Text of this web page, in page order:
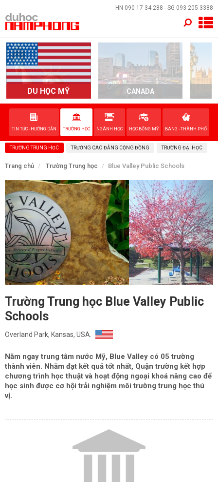
HN 090 17 34 288 - SG 093 205 3388
DU HỌC MỸ CANADA
TIN TỨC - HƯỚNG DẪN TRƯỜNG HỌC NGÀNH HỌC HỌC BỔNG MỸ BANG - THÀNH PHỐ
TRƯỜNG TRUNG HỌC TRƯỜNG CAO ĐẲNG CỘNG ĐỒNG TRƯỜNG ĐẠI HỌC
Trang chủ Trường Trung học Blue Valley Public Schools
Trường Trung học Blue Valley Public
Schools
Overland Park, Kansas, USA.
Nằm ngay trung tâm nước Mỹ, Blue Valley có 05 trường
thành viên. Nhằm đạt kết quả tốt nhất, Quận trường kết hợp
chương trình học thuật và hoạt động ngoại khoá nâng cao để
học sinh được cơ hội trải nghiệm môi trường trung học thú
vị.
×
TRANG CHỦ
QUỐC GIA
EVENTS
DỊCH VỤ
VỀ NAM PHONG